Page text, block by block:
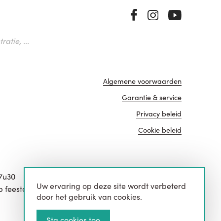
...
feestdagen.
Algemene voorwaarden
Garantie & service
Privacy beleid
Cookie beleid
website door
Uw ervaring op deze site wordt verbeterd
door het gebruik van cookies.